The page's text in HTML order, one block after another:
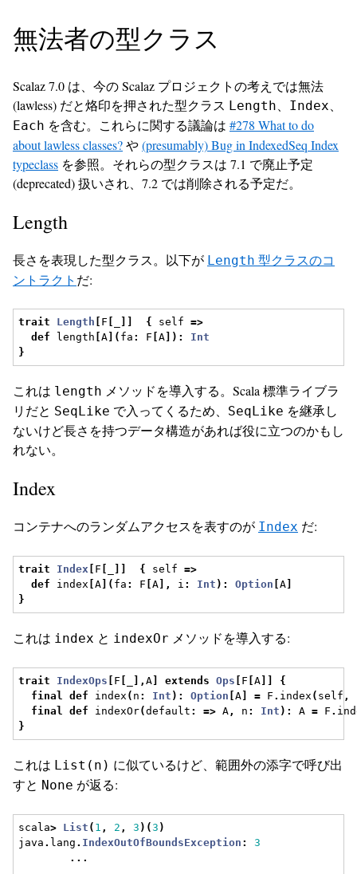
無法者の型クラス
Scalaz 7.0 は、今の Scalaz プロジェクトの考えでは無法
(lawless) だと烙印を押された型クラス Length Index
Each を含む。これらに関する議論は #278 What to do
about lawless classes?や(presumably) Bug in IndexedSeq Index
typeclass を参照。それらの型クラスは 7.1 で廃止予定
(deprecated) 扱いされ、7.2 では削除される予定だ。
Length
長さを表現した型クラス。以下が Length 型クラスのコ
ントラクト だ:
trait Length F { self =>
def length [A ]( fa : F [A ]):
Int
}
これは length メソッドを導入する。Scala 標準ライブラ
リだと SeqLike で入ってくるため、 SeqLike を継承し
ないけど長さを持つデータ構造があれば役に立つのかもし
れない。
Index
コンテナへのランダムアクセスを表すのが Index だ:
trait Index F { self =>
def index [A ]( fa : F [A ], i : Int ): Option [A
}
これは index と indexOr メソッドを導入する:
trait IndexOps F ],A extends Ops F [A
{
final
def index ( n : Int ): Option [A = F . index ( self ,
final
def indexOr(default : => A, n : Int ): A = F .
}
これは List(n) に似ているけど、範囲外の添字で呼び出
すと None が返る:
scala> List ( 1 , 2 , 3 )(3 )
java . lang . IndexOutOfBoundsException :
3
...